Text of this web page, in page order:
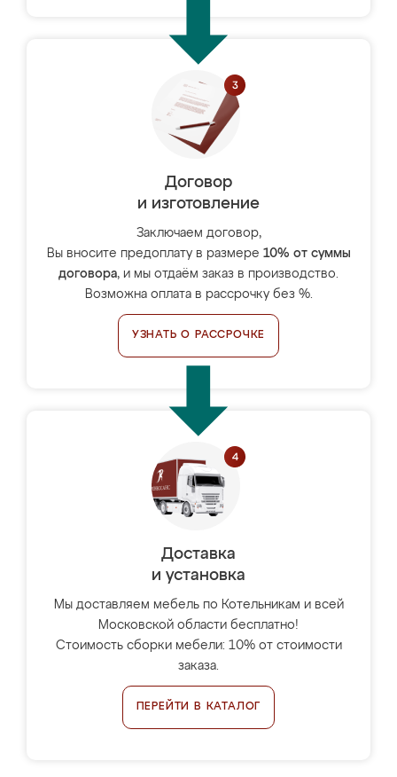
Договор
и изготовление
Заключаем договор,
Вы вносите предоплату в размере 10% от суммы
договора, и мы отдаём заказ в производство.
Возможна оплата в рассрочку без %.
УЗНАТЬ О РАССРОЧКЕ
Доставка
и установка
Мы доставляем мебель по Котельникам и всей
Московской области бесплатно!
Стоимость сборки мебели: 10% от стоимости
заказа.
ПЕРЕЙТИ В КАТАЛОГ